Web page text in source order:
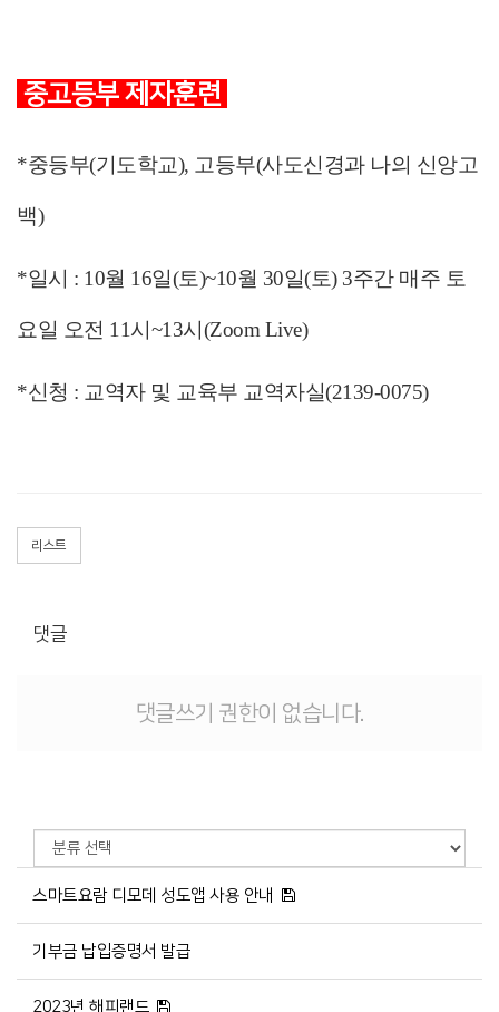
중고등부 제자훈련
*중등부(기도학교), 고등부(사도신경과 나의 신앙고
백)
*일시 : 10월 16일(토)~10월 30일(토) 3주간 매주 토
요일 오전 11시~13시(Zoom Live)
*신청 : 교역자 및 교육부 교역자실(2139-0075)
리스트
댓글
댓글쓰기 권한이 없습니다.
스마트요람 디모데 성도앱 사용 안내
기부금 납입증명서 발급
2023년 해피랜드